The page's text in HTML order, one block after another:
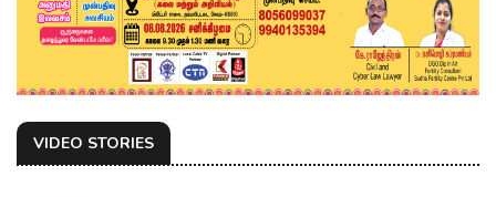
VIDEO STORIES